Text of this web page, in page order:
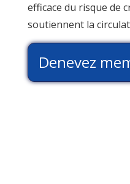
efficace du risque de
soutiennent la
Denevez